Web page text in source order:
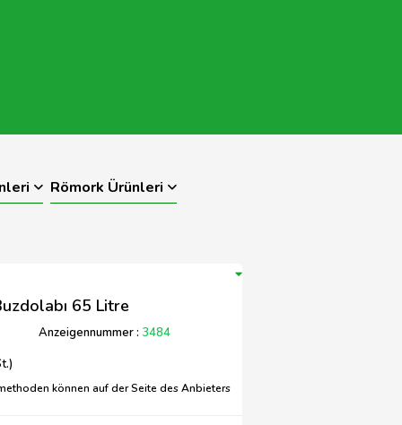
Römork Ürünleri
65 Litre
Anzeigennummer : 3484
können auf der Seite des Anbieters